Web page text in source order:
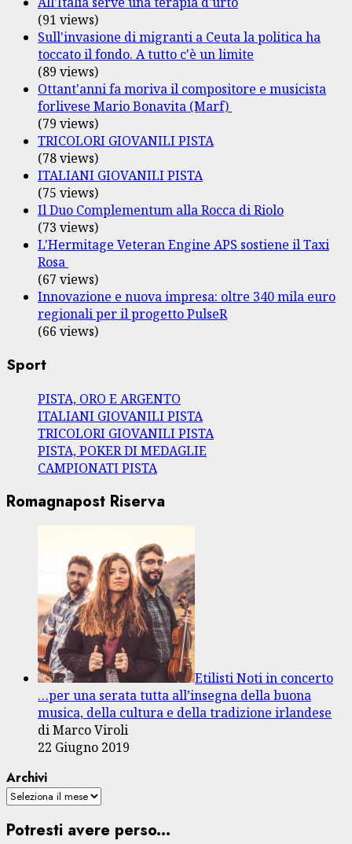
(91 views)
Sull'invasione di migranti a Ceuta la politica ha
toccato il fondo. A tutto c'è un limite
(89 views)
Ottant'anni fa moriva il compositore e musicista
forlivese Mario Bonavita (Marf)
(79 views)
TRICOLORI GIOVANILI PISTA
(78 views)
ITALIANI GIOVANILI PISTA
(75 views)
Il Duo Complementum alla Rocca di Riolo
(73 views)
L'Hermitage Veteran Engine APS sostiene il Taxi
Rosa
(67 views)
Innovazione e nuova impresa: oltre 340 mila euro
regionali per il progetto PulseR
(66 views)
Sport
PISTA, ORO E ARGENTO
ITALIANI GIOVANILI PISTA
TRICOLORI GIOVANILI PISTA
PISTA, POKER DI MEDAGLIE
CAMPIONATI PISTA
Romagnapost Riserva
Etilisti Noti in concerto
…per una serata tutta all’insegna della buona
musica, della cultura e della tradizione irlandese
di Marco Viroli
22 Giugno 2019
Archivi
Potresti avere perso...